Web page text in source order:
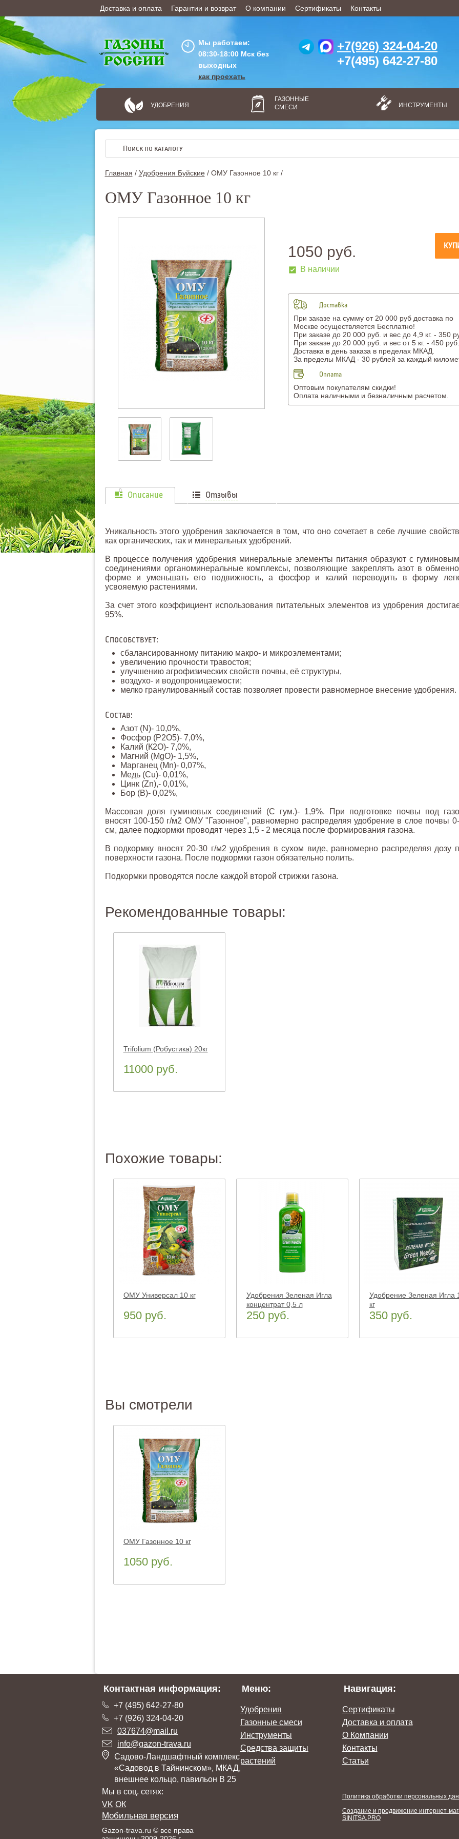
Доставка и оплата Гарантии и возврат О компании Сертификаты Контакты
ОФОРМИТЬ ЗАКАЗ
Мы работаем:
08:30-18:00 Мск без
выходных
как проехать
+7(926) 324-04-20
+7(495) 642-27-80
УДОБРЕНИЯ
ГАЗОННЫЕ
СМЕСИ
ИНСТРУМЕНТЫ
Главная / Удобрения Буйские/ ОМУ Газонное 10 кг /
ОМУ Газонное 10 кг
Доставка
При заказе на сумму от 20 000 руб доставка по
Москве осуществляется Бесплатно!
При заказе до 20 000 руб. и вес до 4,9 кг. - 350
При заказе до 20 000 руб. и вес от 5 кг. - 450 руб.
Доставка в день заказа в пределах МКАД.
За пределы МКАД - 30 рублей за каждый
Оплата
Оптовым покупателям скидки!
Оплата наличными и безналичным расчетом.
1050 руб.
В наличии
Описание Отзывы
0
Уникальность этого удобрения заключается в том, что оно сочетает в себе лучшие
как органических, так и минеральных удобрений.
В процессе получения удобрения минеральные элементы питания образуют с
соединениями органоминеральные комплексы, позволяющие закреплять азот в
форме и уменьшать его подвижность, а фосфор и калий переводить в форму
усвояемую растениями.
За счет этого коэффициент использования питательных элементов из удобрения
95%.
Способствует:
сбалансированному питанию макро- и микроэлементами;
увеличению прочности травостоя;
улучшению агрофизических свойств почвы, её структуры,
воздухо- и водопроницаемости;
мелко гранулированный состав позволяет провести равномерное внесение удобрения.
Состав:
Азот (N)- 10,0%,
Фосфор (Р2О5)- 7,0%,
Калий (К2О)- 7,0%,
Магний (MgO)- 1,5%,
Марганец (Mn)- 0,07%,
Медь (Cu)- 0,01%,
Цинк (Zn),- 0,01%,
Бор (B)- 0,02%,
Массовая доля гуминовых соединений (С гум.)- 1,9%. При подготовке почвы под
вносят 100-150 г/м2 ОМУ "Газонное", равномерно распределяя удобрение в слое почвы
см, далее подкормки проводят через 1,5 - 2 месяца после формирования газона.
В подкормку вносят 20-30 г/м2 удобрения в сухом виде, равномерно распределяя дозу
поверхности газона. После подкормки газон обязательно полить.
Подкормки проводятся после каждой второй стрижки газона.
Рекомендованные товары:
Trifolium (Робустика) 20кг
11000 руб.
Похожие товары:
ОМУ Универсал 10 кг
950 руб.
Удобрения Зеленая Игла
концентрат 0,5 л
250 руб.
Удобрение Зеленая Игла
кг
350 руб.
Вы смотрели
ОМУ Газонное 10 кг
1050 руб.
Контактная информация:
+7 (495) 642-27-80
+7 (926) 324-04-20
037674@mail.ru
info@gazon-trava.ru
Садово-Ландшафтный комплекс
«Садовод в Тайнинском», МКАД,
внешнее кольцо, павильон В 25
Мы в соц. сетях:
VK ОК
Мобильная версия
Gazon-trava.ru © все права
Меню:
Удобрения
Газонные смеси
Инструменты
Средства защиты
растений
Навигация:
Сертификаты
Доставка и оплата
О Компании
Контакты
Статьи
Политика обработки персональных
Создание и продвижение интернет-
SINITSA.PRO